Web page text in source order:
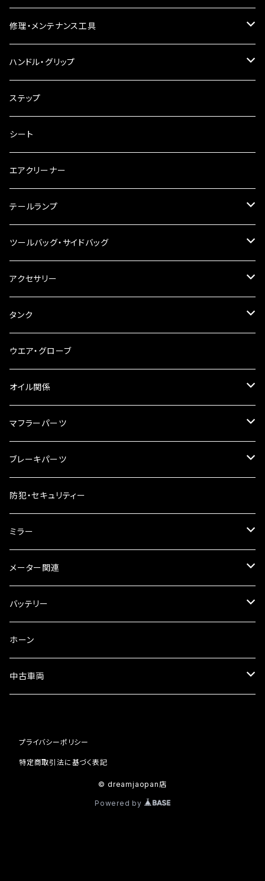
バードゲージウインカー
ウインカークランプ
フォグランプ
配線・リレー
修理・メンテナンス工具
インテークマニホールド
電装・配線・キボシ等
キャブレター
チェーン
工具類
ハンドル・グリップ
グリップ
バーハン
ハンドルパーツ
ハンドルスイッチ
その他
ハンドルポスト
ハンドルブレース
ステアリングダンパー
ブレーキ・クラッチレバー
スマホホルダー
ステップ
シート
エアクリーナー
テールランプ
ナンバー灯
ツールバッグ・サイドバッグ
ツールバッグ
サイドバッグ
サイドバッグサポート
リアBOX
ハードケース
アクセサリー
USB電源
電装系
タンク
タンク本体
タンクキャップ
タンクシール
ケミカル
ウエア・グローブ
オイル関係
4スト用エンジンオイル
2スト用エンジンオイル
ギアオイル
オイルクーラー
ラジエーター
フォークオイル
マフラーパーツ
マフラーガード
バンテージタイプ
スリップオン
サイレンサー
ブレーキパーツ
ブレーキシュー
ブレーキパット
ブレーキオイル
その他
防犯・セキュリティー
ミラー
ミラー本体
ミラーアダプター
ミラーその他
メーター関連
スピードメーター
タコメーター
セット
バッテリー
バッテリー充電器
ホーン
中古車両
ホンダ
プライバシーポリシー
特定商取引法に基づく表記
© dreamjaopan店
Powered by